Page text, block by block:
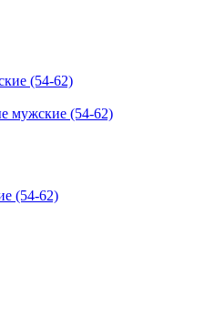
мужские (54-62)
(54-62)